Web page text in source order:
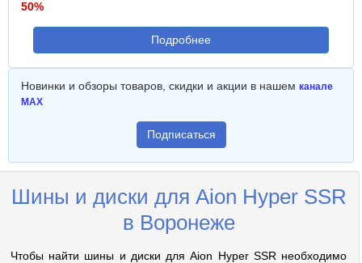
50%
Подробнее
Новинки и обзоры товаров, скидки и акции в нашем канале
MAX
Подписаться
Шины и диски для Aion Hyper SSR
в Воронеже
Чтобы найти шины и диски для Aion Hyper SSR необходимо